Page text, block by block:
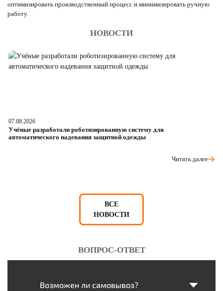
оптимизировать производственный процесс и минимизировать ручную
работу.
НОВОСТИ
07.08.2026
Учёные разработали роботизированную систему для
автоматического надевания защитной одежды
Читать далее
ВСЕ
НОВОСТИ
ВОПРОС-ОТВЕТ
Возможен ли самовывоз?